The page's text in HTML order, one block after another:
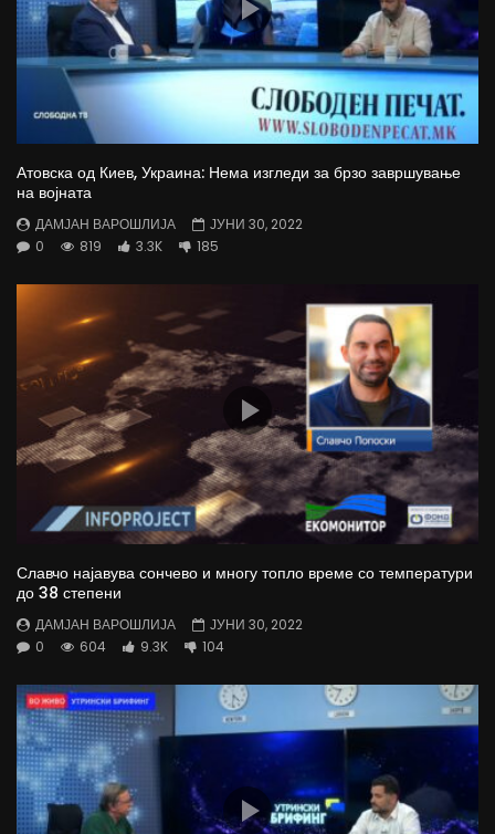
Атовска од Киев, Украина: Нема изгледи за брзо завршување
на војната
ДАМЈАН ВАРОШЛИЈА
ЈУНИ 30, 2022
0
819 3.3K 185
Славчо најавува сончево и многу топло време со температури
до 38 степени
ДАМЈАН ВАРОШЛИЈА
ЈУНИ 30, 2022
0
604 9.3K 104